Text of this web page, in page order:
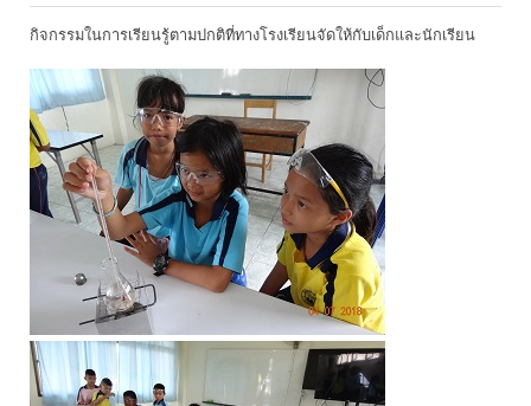
กิจกรรมในการเรียนรู้ตามปกติที่ทางโรงเรียนจัดให้กับเด็กและนักเรียน